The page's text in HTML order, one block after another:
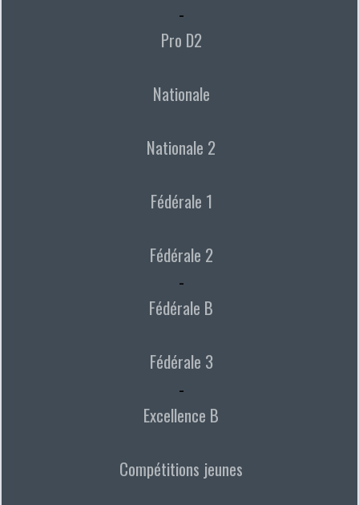
-
Pro D2
Nationale
Nationale 2
Fédérale 1
Fédérale 2
-
Fédérale B
Fédérale 3
-
Excellence B
Compétitions jeunes